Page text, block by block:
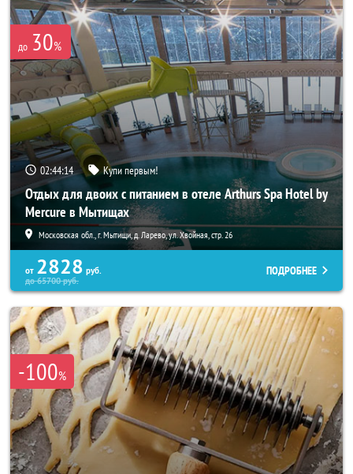
до 30%
02:44:11 Купи первым!
Отдых для двоих с питанием в отеле Arthurs Spa Hotel by
Mercure в Мытищах
Московская обл., г. Мытищи, д. Ларево, ул. Хвойная, стр. 26
от 2828 руб.
до65700руб.
ПОДРОБНЕЕ
-100%